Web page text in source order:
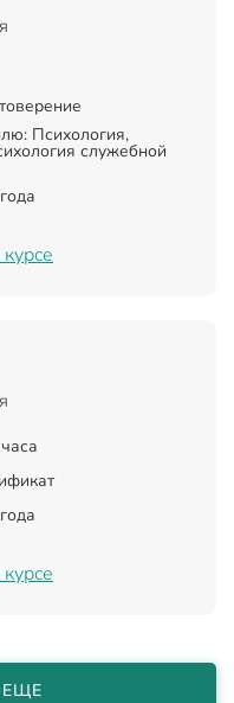
Психология,
служебной